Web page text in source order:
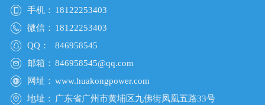
手机： 18122253403
微信： 18122253403
QQ：
846958545
邮箱： 846958545@qq.com
网址： www.huakongpower.com
地址：
广东省广州市黄埔区九佛街凤凰五路33号